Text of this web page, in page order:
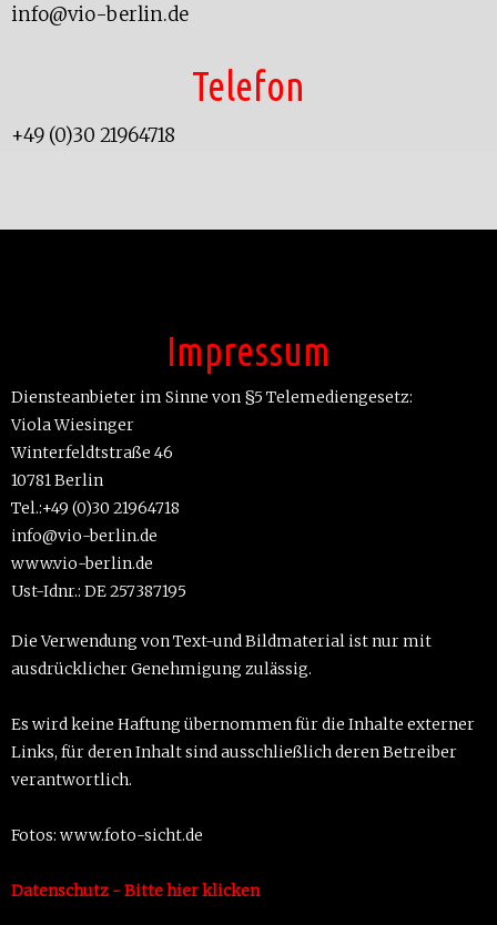
info@vio-berlin.de
Telefon
+49 (0)30 21964718
Impressum
Diensteanbieter im Sinne von §5 Telemediengesetz:
Viola Wiesinger
Winterfeldtstraße 46
10781 Berlin
Tel.:+49 (0)30 21964718
info@vio-berlin.de
www.vio-berlin.de
Ust-Idnr.: DE 257387195
Die Verwendung von Text-und Bildmaterial ist nur mit
ausdrücklicher Genehmigung zulässig.
Es wird keine Haftung übernommen für die Inhalte externer
Links, für deren Inhalt sind ausschließlich deren Betreiber
verantwortlich.
Fotos: www.foto-sicht.de
Datenschutz - Bitte hier klicken